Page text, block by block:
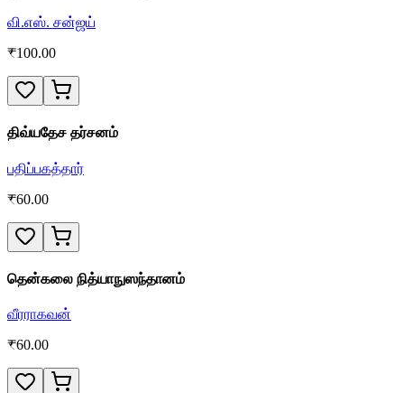
வி.எஸ். சன்ஜய்
₹100.00
திவ்யதேச தர்சனம்
பதிப்பகத்தார்
₹60.00
தென்கலை நித்யாநுஸந்தானம்
வீரராகவன்
₹60.00